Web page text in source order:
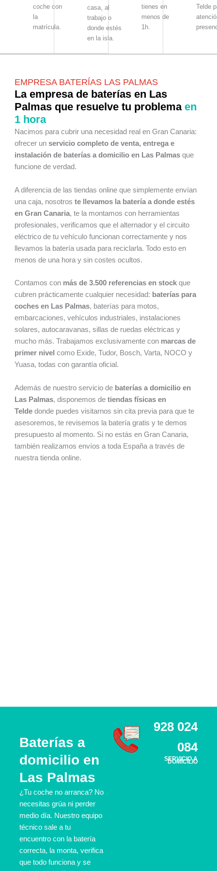
coche con
la
matrícula.
casa, al
trabajo o
donde estés
en la isla.
tienes en
menos de
1h.
Telde
EMPRESA BATERÍAS LAS PALMAS
La empresa de baterías en Las
Palmas que resuelve tu problema en
1 hora
Nacimos para cubrir una necesidad real en Gran Canaria:
ofrecer un servicio completo de venta, entrega e
instalación de baterías a domicilio en Las Palmas que
funcione de verdad.
A diferencia de las tiendas online que simplemente envían
una caja, nosotros te llevamos la batería a donde estés
en Gran Canaria, te la montamos con herramientas
profesionales, verificamos que el alternador y el circuito
eléctrico de tu vehículo funcionan correctamente y nos
llevamos la batería usada para reciclarla. Todo esto en
menos de una hora y sin costes ocultos.
Contamos con más de 3.500 referencias en stock que
cubren prácticamente cualquier necesidad: baterías para
coches en Las Palmas, baterías para motos,
embarcaciones, vehículos industriales, instalaciones
solares, autocaravanas, sillas de ruedas eléctricas y
mucho más. Trabajamos exclusivamente con marcas de
primer nivel como Exide, Tudor, Bosch, Varta, NOCO y
Yuasa, todas con garantía oficial.
Además de nuestro servicio de baterías a domicilio en
Las Palmas, disponemos de tiendas físicas en
Telde donde puedes visitarnos sin cita previa para que te
asesoremos, te revisemos la batería gratis y te demos
presupuesto al momento. Si no estás en Gran Canaria,
también realizamos envíos a toda España a través de
nuestra tienda online.
Baterías a
domicilio en
Las Palmas
¿Tu coche no arranca? No
necesitas grúa ni perder
medio día. Nuestro equipo
técnico sale a tu
encuentro con la batería
correcta, la monta, verifica
que todo funciona y se
928 024
084
SERVICIO A
DOMICILIO